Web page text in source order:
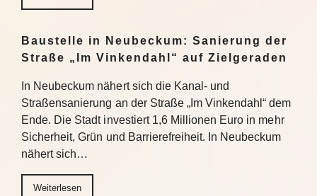
Baustelle in Neubeckum: Sanierung der
Straße „Im Vinkendahl“ auf Zielgeraden
In Neubeckum nähert sich die Kanal- und
Straßensanierung an der Straße „Im Vinkendahl“ dem
Ende. Die Stadt investiert 1,6 Millionen Euro in mehr
Sicherheit, Grün und Barrierefreiheit. In Neubeckum
nähert sich…
Weiterlesen